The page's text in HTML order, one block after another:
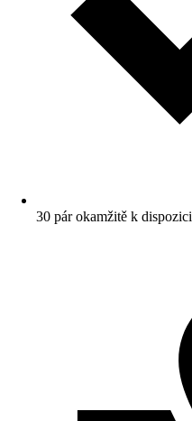
30 pár okamžitě k dispozici